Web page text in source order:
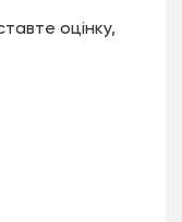
оцінку,